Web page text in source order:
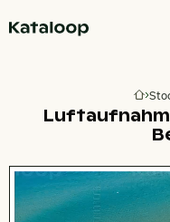
Zur